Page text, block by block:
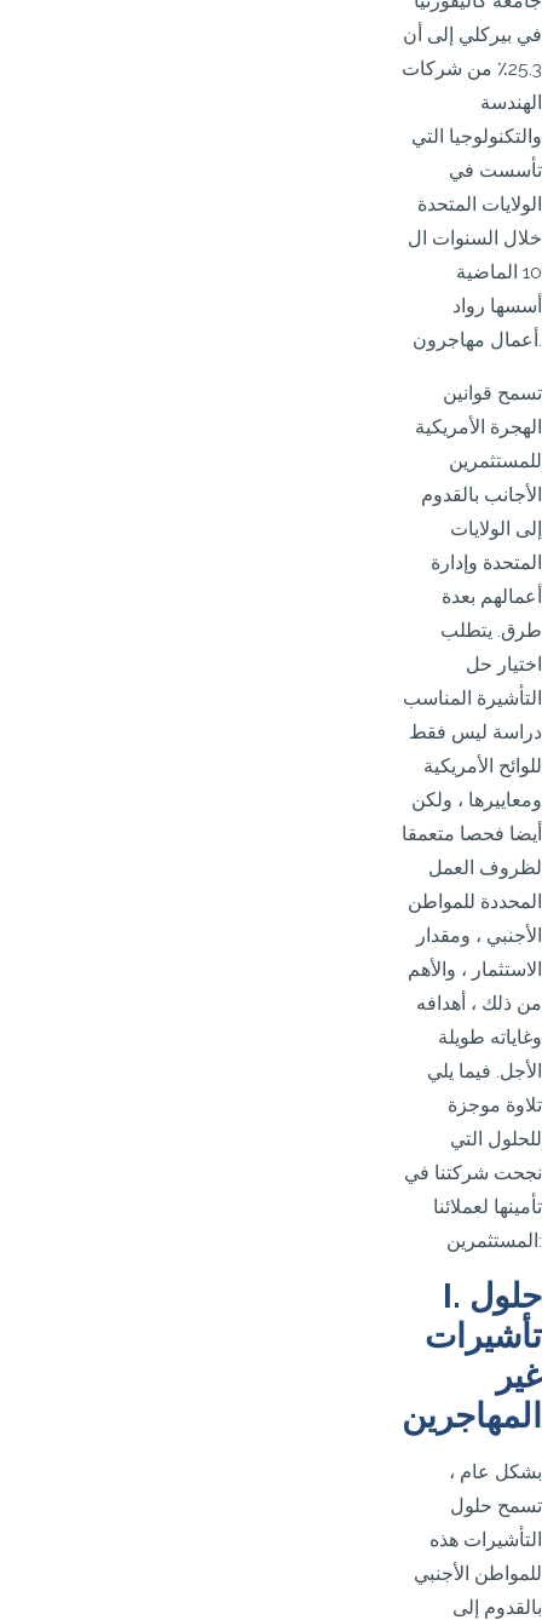
في بيركلي إلى أن
25.3٪ من شركات
الهندسة
والتكنولوجيا التي
تأسست في
الولايات المتحدة
خلال السنوات ال
10 الماضية
أسسها رواد
أعمال مهاجرون.
تسمح قوانين
الهجرة الأمريكية
للمستثمرين
الأجانب بالقدوم
إلى الولايات
المتحدة وإدارة
أعمالهم بعدة
طرق. يتطلب
اختيار حل
التأشيرة المناسب
دراسة ليس فقط
للوائح الأمريكية
ومعاييرها ، ولكن
أيضا فحصا متعمقا
لظروف العمل
المحددة للمواطن
الأجنبي ، ومقدار
الاستثمار ، والأهم
من ذلك ، أهدافه
وغاياته طويلة
الأجل. فيما يلي
تلاوة موجزة
للحلول التي
نجحت شركتنا في
تأمينها لعملائنا
المستثمرين:
I. حلول
تأشيرات
غير
المهاجرين
بشكل عام ،
تسمح حلول
التأشيرات هذه
للمواطن الأجنبي
بالقدوم إلى